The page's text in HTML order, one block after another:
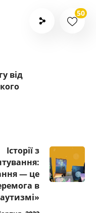
50
від
Історії з
— це
в
аутизмі»